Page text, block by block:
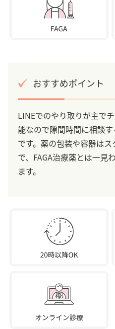
おすすめポイント
LINEでのやり取りが主で
能なので隙間時間に相談
です。薬の包装や容器は
で、FAGA治療薬とは一見
ます。